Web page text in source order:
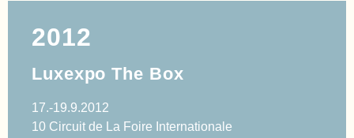
2012
Luxexpo The Box
17.-19.9.2012
10 Circuit de La Foire Internationale